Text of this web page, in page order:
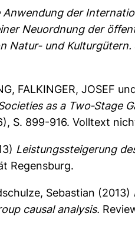
Anwendung der
Neuordnung der
Natur- und Kulturgütern.
, FALKINGER, JOSEF
as a Two‐Stage
S. 899-916. Volltext
Leistungssteigerung
Regensburg.
Sebastian (2013)
causal analysis.